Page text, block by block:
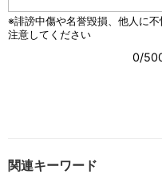
関連キーワード